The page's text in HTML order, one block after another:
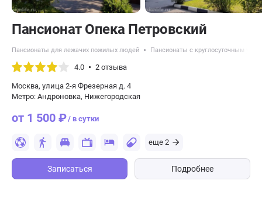
Пансионат Опека Петровский
Пансионаты для лежачих пожилых людей Пансионаты с круглосуточным
4.0 2 отзыва
Москва, улица 2-я Фрезерная д. 4
Метро: Андроновка, Нижегородская
от 1 500 ₽/ в сутки
еще 2
Записаться Подробнее